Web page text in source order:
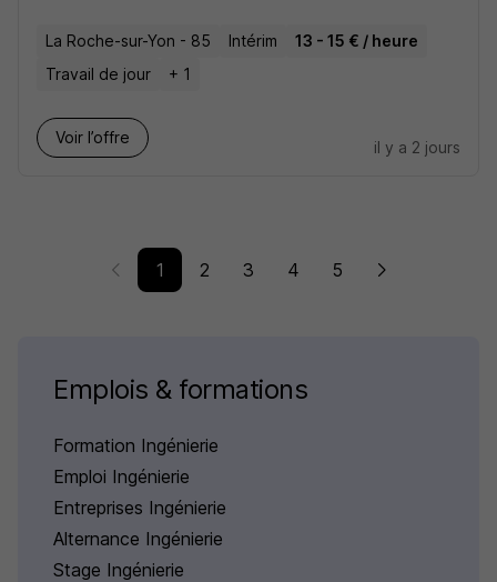
La Roche-sur-Yon - 85 Intérim
13 - 15 € / heure
Travail de jour
+ 1
Voir l’offre
il y a 2 jours
1 2 3 4 5
Emplois & formations
Formation Ingénierie
Emploi Ingénierie
Entreprises Ingénierie
Alternance Ingénierie
Stage Ingénierie